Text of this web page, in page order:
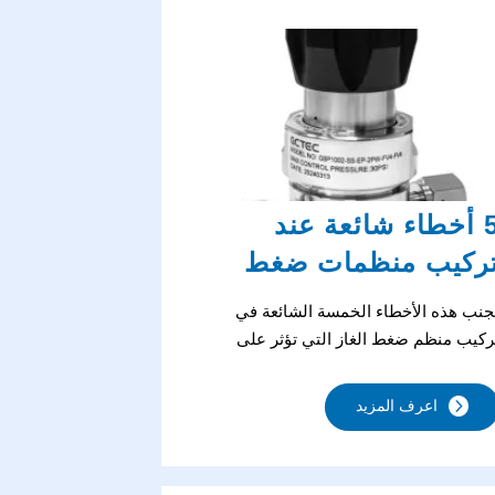
5 أخطاء شائعة عند
منظمات ضغط
هذه الأخطاء الخمسة الشائعة في
منظم ضغط الغاز التي تؤثر على
والتهوية والأنابيب من خبراء الصناعة.
اعرف المزيد